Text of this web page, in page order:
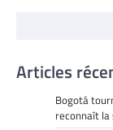
Articles
Bogotá
reconnaît la